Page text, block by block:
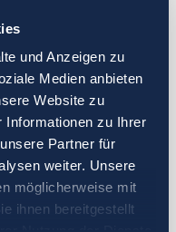
und Anzeigen zu
Medien anbieten
Website zu
Informationen zu Ihrer
Partner für
weiter. Unsere
möglicherweise mit
ihnen bereitgestellt
strenge Grenzen fest.
sind.